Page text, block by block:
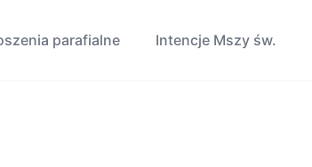
parafialne Intencje Mszy św.